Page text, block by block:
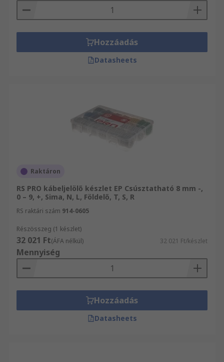
Hozzáadás
Datasheets
Raktáron
RS PRO kábeljelölő készlet EP Csúsztatható 8 mm -,
0 – 9, +, Sima, N, L, Földelő, T, S, R
RS raktári szám 914-0605
Részösszeg (1 készlet)
32 021 Ft(ÁFA nélkül) 32 021 Ft/készlet
Mennyiség
Hozzáadás
Datasheets